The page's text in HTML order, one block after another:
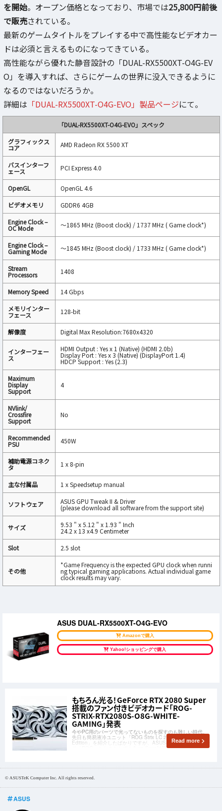
を開始。オープン価格となっており、市場では25,800円前後
で販売されている。
最新のゲームタイトルをプレイする中で高性能なビデオカー
ドは必須と言えるものになってきている。
高性能ながら優れた静音設計の「DUAL-RX5500XT-O4G-EV
O」を導入すれば、さらにゲームの世界に没入できるように
なるのではないだろうか。
詳細は 「DUAL-RX5500XT-O4G-EVO」製品ページにて。
「DUAL-RX5500XT-O4G-EVO」スペック
グラフィックス
コア AMD Radeon RX 5500 XT
バスインターフ
ェース‎ PCI Express 4.0
OpenGL
OpenGL 4.6
ビデオメモリ
GDDR6 4GB
Engine Clock –
OC Mode ～1865 MHz (Boost clock) / 1737 MHz ( Game clock*)
Engine Clock –
Gaming Mode ～1845 MHz (Boost clock) / 1733 MHz ( Game clock*)
Stream
Processors 1408
Memory Speed
14 Gbps
メモリインター
フェース 128-bit
解像度 Digital Max Resolution:7680x4320
インターフェー
ス
HDMI Output : Yes x 1 (Native) (HDMI 2.0b)
Display Port : Yes x 3 (Native) (DisplayPort 1.4)
HDCP Support : Yes (2.3)
Maximum
Display
Support
4
NVlink/
Crossfire
Support
No
Recommended
PSU 450W
補助電源コネク
タ 1 x 8-pin
主な付属品 1 x Speedsetup manual
ソフトウェア ASUS GPU Tweak II & Driver
(please download all software from the support site)
サイズ 9.53 " x 5.12 " x 1.93 " Inch
24.2 x 13 x4.9 Centimeter
Slot
2.5 slot
その他
*Game Frequency is the expected GPU clock when runni
ng typical gaming applications. Actual individual game
clock results may vary.
ASUS DUAL-RX5500XT-O4G-EVO
Amazonで購入
Yahoo!ショッピングで購入
もちろん光る！GeForce RTX 2080 Super
搭載のファン付きビデオカード「ROG-
STRIX-RTX2080S-O8G-WHITE-
GAMING」発表
今やPC用のパーツで光ってないものを探すのも難しい時代。
先日も簡易液冷ユニット「ROG Strix LC 240/360 RGB White
Edition」を紹介したばかりですが、ASUSのゲーミングブラン
ド「ROG」からまたしてもAura Sync対応のPCパーツが発表
Read more
© ASUSTeK Computer Inc. All rights reserved.
ASUS